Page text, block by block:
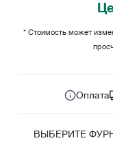
* Стоимость может
Оплата
ВЫБЕРИТЕ